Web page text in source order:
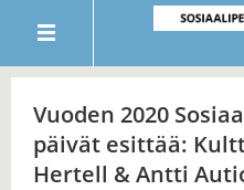
Vuoden 2020
päivät esittää:
Hertell & Antti